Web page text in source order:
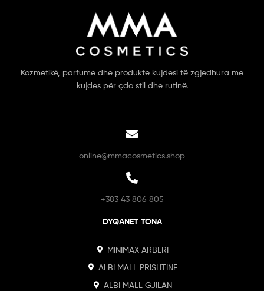
Kozmetikë, parfume dhe produkte kujdesi të zgjedhura me
kujdes për çdo stil dhe rutinë.
online@mmacosmetics.shop
+383 43 806 805
DYQANET TONA
MINIMAX ARBËRI
ALBI MALL PRISHTINE
ALBI MALL GJILAN